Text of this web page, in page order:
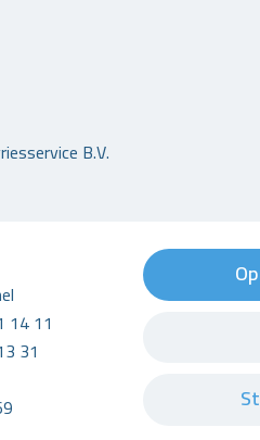
B.V.
14 11
31